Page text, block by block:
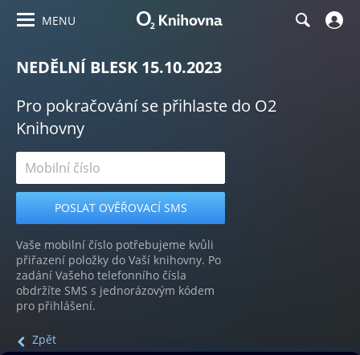
MENU
NEDĚLNÍ BLESK 15.10.2023
Pro pokračování se přihlaste do O2
Knihovny
Vaše mobilní číslo potřebujeme kvůli
přiřazení položky do Vaší knihovny. Po
zadání Vašeho telefonního čísla
obdržíte SMS s jednorázovým kódem
pro přihlášení.
Zpět